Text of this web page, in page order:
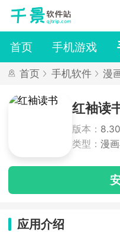
首页 手机游戏
首页 手机软件 漫
红袖读
版本：
类型： 漫
应用介绍